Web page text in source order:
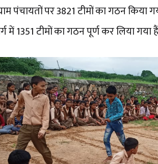
पंचायतों पर 3821 टीमों का गठन किया
में 1351 टीमों का गठन पूर्ण कर लिया गया